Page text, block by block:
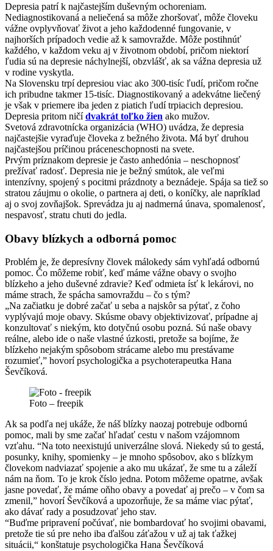
Depresia patrí k najčastejším duševným ochoreniam.
Nediagnostikovaná a neliečená sa môže zhoršovať, môže človeku
vážne ovplyvňovať život a jeho každodenné fungovanie, v
najhorších prípadoch vedie až k samovražde. Môže postihnúť
každého, v každom veku aj v životnom období, pričom niektorí
ľudia sú na depresie náchylnejší, obzvlášť, ak sa vážna depresia už
v rodine vyskytla.
Na Slovensku trpí depresiou viac ako 300-tisíc ľudí, pričom ročne
ich pribudne takmer 15-tisíc. Diagnostikovaný a adekvátne liečený
je však v priemere iba jeden z piatich ľudí trpiacich depresiou.
Depresia pritom ničídvakrát toľko žien ako mužov.
Svetová zdravotnícka organizácia (WHO) uvádza, že depresia
najčastejšie vyraďuje človeka z bežného života. Má byť druhou
najčastejšou príčinou práceneschopnosti na svete.
Prvým príznakom depresie je často anhedónia – neschopnosť
prežívať radosť. Depresia nie je bežný smútok, ale veľmi
intenzívny, spojený s pocitmi prázdnoty a beznádeje. Spája sa tiež so
stratou záujmu o okolie, o partnera aj deti, o koníčky, ale napríklad
aj o svoj zovňajšok. Sprevádza ju aj nadmerná únava, spomalenosť,
nespavosť, stratu chuti do jedla.
Obavy blízkych a odborná pomoc
Problém je, že depresívny človek málokedy sám vyhľadá odbornú
pomoc. Čo môžeme robiť, keď máme vážne obavy o svojho
blízkeho a jeho duševné zdravie? Keď odmieta ísť k lekárovi, no
máme strach, že spácha samovraždu – čo s tým?
„Na začiatku je dobré začať u seba a najskôr sa pýtať, z čoho
vyplývajú moje obavy. Skúsme obavy objektivizovať, prípadne aj
konzultovať s niekým, kto dotyčnú osobu pozná. Sú naše obavy
reálne, alebo ide o naše vlastné úzkosti, pretože sa bojíme, že
blízkeho nejakým spôsobom strácame alebo mu prestávame
rozumieť,” hovorí psychologička a psychoterapeutka Hana
Ševčíková.
Foto – freepik
Ak sa podľa nej ukáže, že náš blízky naozaj potrebuje odbornú
pomoc, mali by sme začať hľadať cestu v našom vzájomnom
vzťahu. “Na toto neexistujú univerzálne slová. Niekedy sú to gestá,
posunky, knihy, spomienky – je mnoho spôsobov, ako s blízkym
človekom nadviazať spojenie a ako mu ukázať, že sme tu a záleží
nám na ňom. To je krok číslo jedna. Potom môžeme opatrne, avšak
jasne povedať, že máme oňho obavy a povedať aj prečo – v čom sa
zmenil,” hovorí Ševčíková a upozorňuje, že sa máme viac pýtať,
ako dávať rady a posudzovať jeho stav.
“Buďme pripravení počúvať, nie bombardovať ho svojimi obavami,
pretože tie sú pre neho iba ďalšou záťažou v už aj tak ťažkej
situácii,“ konštatuje psychologička Hana Ševčíková